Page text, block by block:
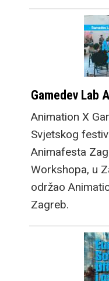
Gamedev Lab
Animation X
Svjetskog
Animafesta
Workshopa, u
održao
Zagreb.